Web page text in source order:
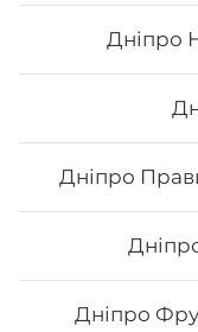
Дніпро
Дніпро
Дніпро
Кінг Рол
Вага: 290 г Склад:
282₴